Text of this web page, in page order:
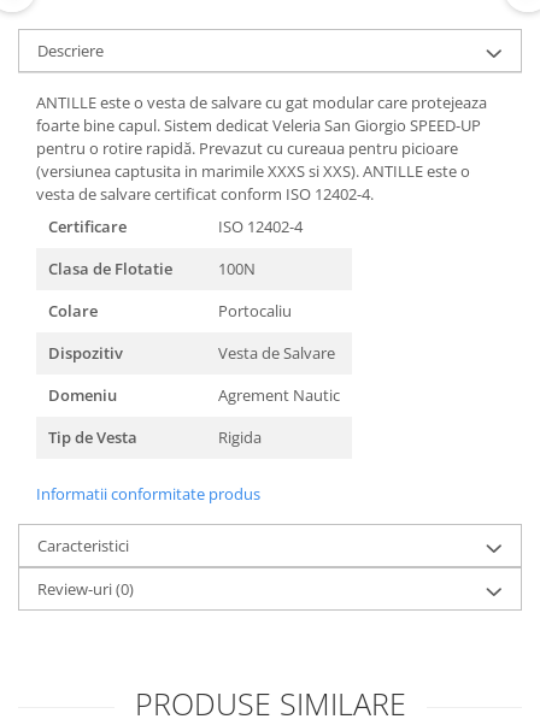
Descriere
ANTILLE este o vesta de salvare cu gat modular care protejeaza
foarte bine capul. Sistem dedicat Veleria San Giorgio SPEED-UP
pentru o rotire rapidă. Prevazut cu cureaua pentru picioare
(versiunea captusita in marimile XXXS si XXS). ANTILLE este o
vesta de salvare certificat conform ISO 12402-4.
Certificare
ISO 12402-4
Clasa de Flotatie
100N
Colare
Portocaliu
Dispozitiv
Vesta de Salvare
Domeniu
Agrement Nautic
Tip de Vesta
Rigida
Informatii conformitate produs
Caracteristici
Review-uri(0)
PRODUSE SIMILARE